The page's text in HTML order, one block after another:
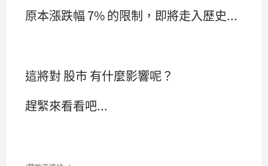
原本漲跌幅 7% 的限制，即將走入歷史...
這將對 股市 有什麼影響呢？
趕緊來看看吧...